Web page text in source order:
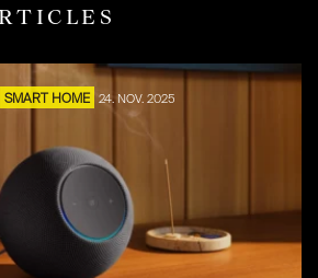
SMART HOME 24. NOV. 2025